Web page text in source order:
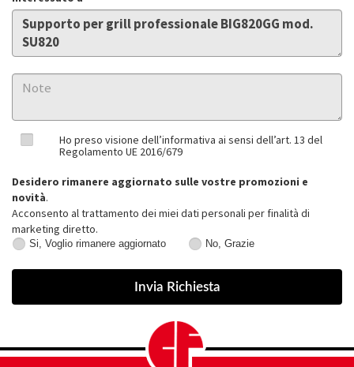
Ho preso visione dell’informativa ai sensi dell’art. 13 del
Regolamento UE 2016/679
Desidero rimanere aggiornato sulle vostre promozioni e
novità.
Acconsento al trattamento dei miei dati personali per finalità di
marketing diretto.
Voglio
Si, Voglio rimanere aggiornato
Grazie
No, Grazie